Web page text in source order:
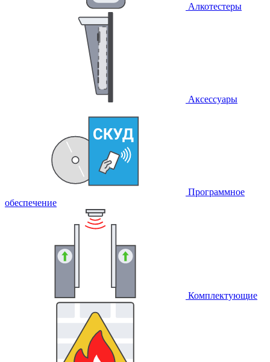
Алкотестеры
Аксессуары
Программное
обеспечение
Комплектующие